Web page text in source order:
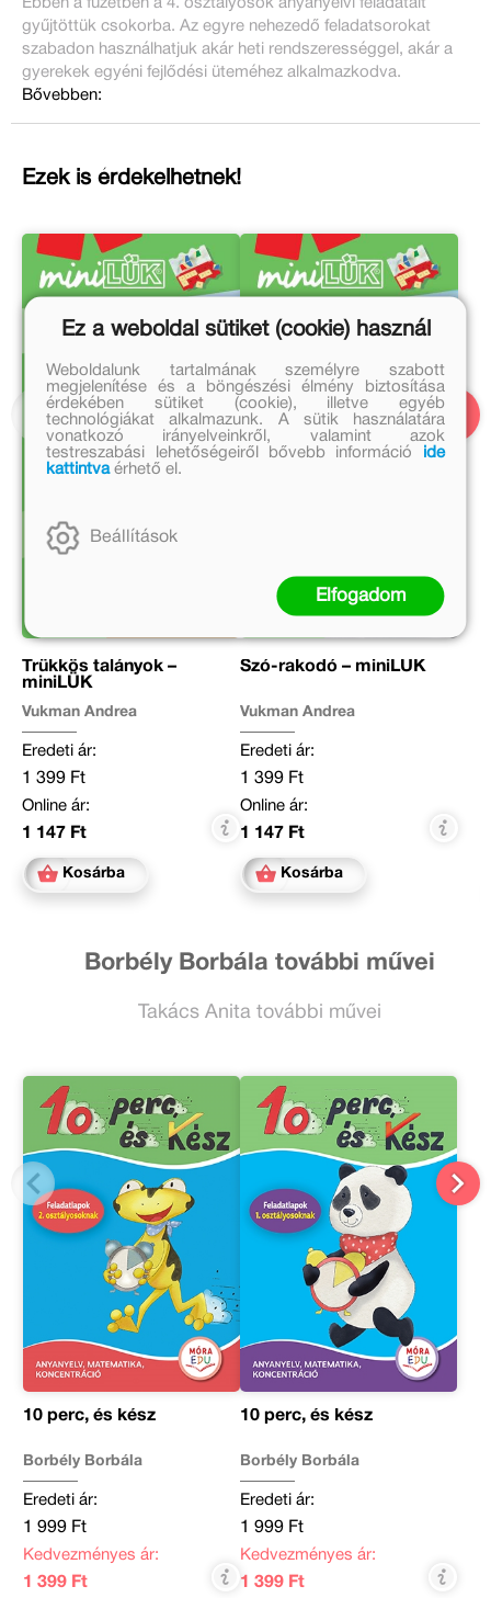
Ebben a füzetben a 4. osztályosok anyanyelvi feladatait
gyűjtöttük csokorba. Az egyre nehezedő feladatsorokat
szabadon használhatjuk akár heti rendszerességgel, akár a
gyerekek egyéni fejlődési üteméhez alkalmazkodva.
Bővebben:
Ezek is érdekelhetnek!
Trükkös talányok –
miniLÜK
Vukman Andrea
Eredeti ár:
1 399 Ft
Online ár:
1 147 Ft
Kosárba
Szó-rakodó – miniLÜK
Vukman Andrea
Eredeti ár:
1 399 Ft
Online ár:
1 147 Ft
Kosárba
Borbély Borbála további művei
Takács Anita további művei
10 perc, és kész
Borbély Borbála
Eredeti ár:
1 999 Ft
Kedvezményes ár:
1 399 Ft
10 perc, és kész
Borbély Borbála
Eredeti ár:
1 999 Ft
Kedvezményes ár:
1 399 Ft
Ez a weboldal sütiket (cookie) használ
Weboldalunk tartalmának személyre szabott
megjelenítése és a böngészési élmény biztosítása
érdekében sütiket (cookie), illetve egyéb
technológiákat alkalmazunk. A sütik használatára
vonatkozó irányelveinkről, valamint azok
testreszabási lehetőségeiről bővebb információ
ide
kattintvaérhető el.
Beállítások
Elfogadom